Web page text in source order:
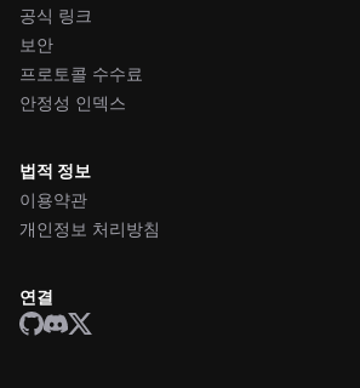
공식 링크
보안
프로토콜 수수료
안정성 인덱스
법적 정보
이용약관
개인정보 처리방침
연결